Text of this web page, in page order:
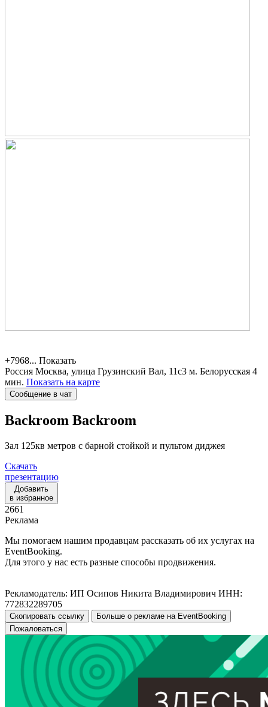
+7968... Показать
Россия Москва, улица Грузинский Вал, 11с3 м. Белорусская 4
мин. Показать на карте
Сообщение в чат
Backroom Backroom
Зал 125кв метров с барной стойкой и пультом диджея
Скачать
презентацию
Добавить
в избранное
2661
Реклама
Мы помогаем нашим продавцам рассказать об их услугах на
EventBooking.
Для этого у нас есть разные способы продвижения.
Рекламодатель: ИП Осипов Никита Владимирович ИНН:
772832289705
Скопировать ссылку
Больше о рекламе на EventBooking
Пожаловаться